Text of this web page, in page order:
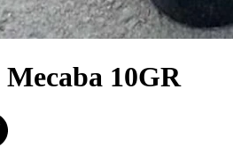
10GR